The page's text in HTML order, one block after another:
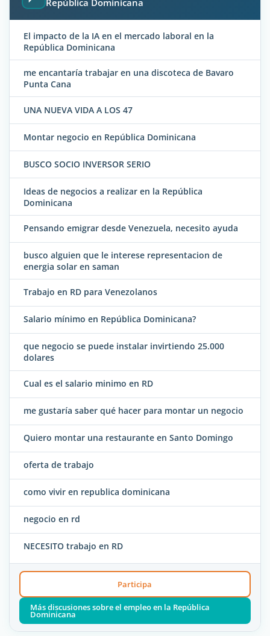
República Dominicana
El impacto de la IA en el mercado laboral en la
República Dominicana
me encantaría trabajar en una discoteca de Bavaro
Punta Cana
UNA NUEVA VIDA A LOS 47
Montar negocio en República Dominicana
BUSCO SOCIO INVERSOR SERIO
Ideas de negocios a realizar en la República
Dominicana
Pensando emigrar desde Venezuela, necesito ayuda
busco alguien que le interese representacion de
energia solar en saman
Trabajo en RD para Venezolanos
Salario mínimo en República Dominicana?
que negocio se puede instalar invirtiendo 25.000
dolares
Cual es el salario minimo en RD
me gustaría saber qué hacer para montar un negocio
Quiero montar una restaurante en Santo Domingo
oferta de trabajo
como vivir en republica dominicana
negocio en rd
NECESITO trabajo en RD
Participa
Más discusiones sobre el empleo en la República
Dominicana